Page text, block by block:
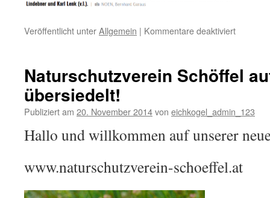
Veröffentlicht unterAllgemein | Kommentare deaktiviert
Naturschutzverein Schöffel
übersiedelt!
Publiziert am 20. November 2014von eichkogel_admin_123
Hallo und willkommen auf unserer
www.naturschutzverein-schoeffel.at